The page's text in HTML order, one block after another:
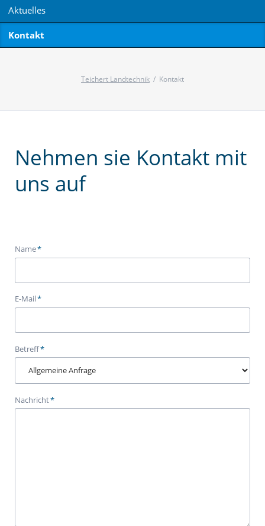
Aktuelles
Kontakt
Teichert Landtechnik Kontakt
Nehmen sie Kontakt mit
uns auf
Pflichtfeld
Name*
Pflichtfeld
E-Mail*
Pflichtfeld
Betreff*
Pflichtfeld
Nachricht*